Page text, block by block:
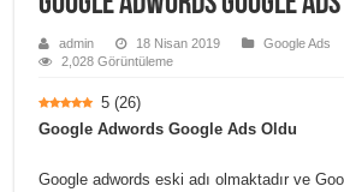
admin 18 Nisan 2019 Google Ads
2,028 Görüntüleme
5 (26)
Google Adwords Google Ads Oldu
Google adwords eski adı olmaktadır ve